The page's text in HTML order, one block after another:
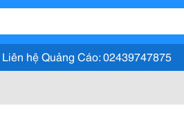
Liên hệ Quảng Cáo: 02439747875